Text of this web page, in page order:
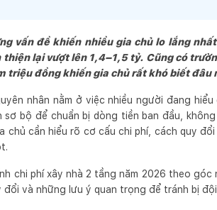
vấn đề khiến nhiều gia chủ lo lắng
lại vượt lên 1,4–1,5 tỷ. Cũng có
triệu đồng khiến gia chủ rất khó biết đâu
nhân nằm ở việc nhiều người đang
bộ để chuẩn bị dòng tiền ban đầu,
cần hiểu rõ cơ cấu chi phí, cách quy
chi phí xây nhà 2 tầng năm 2026 theo
và những lưu ý quan trọng để tránh bị